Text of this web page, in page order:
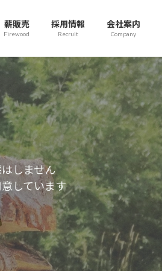
薪販売
Firewood
採用情報
Recruit
会社案内
Company
しません
しています
す
大歓迎
さい